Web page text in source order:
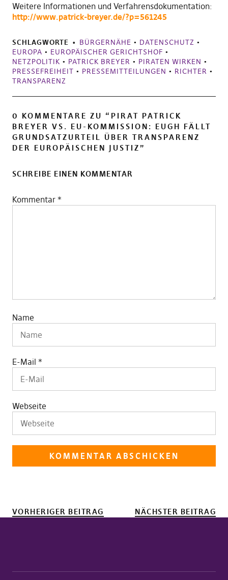
Weitere Informationen und Verfahrensdokumentation:
http://www.patrick-breyer.de/?p=561245
SCHLAGWORTE BÜRGERNÄHE • DATENSCHUTZ •
EUROPA • EUROPÄISCHER GERICHTSHOF •
NETZPOLITIK • PATRICK BREYER • PIRATEN WIRKEN •
PRESSEFREIHEIT • PRESSEMITTEILUNGEN • RICHTER •
TRANSPARENZ
0 KOMMENTARE ZU “ PIRAT PATRICK
BREYER VS. EU-KOMMISSION: EUGH FÄLLT
GRUNDSATZURTEIL ÜBER TRANSPARENZ
DER EUROPÄISCHEN JUSTIZ”
SCHREIBE EINEN KOMMENTAR
Kommentar *
Name
E-Mail *
Webseite
VORHERIGER BEITRAG NÄCHSTER BEITRAG